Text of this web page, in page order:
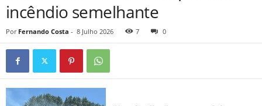
incêndio semelhante
Por Fernando Costa - 8 Julho 2026 7 0